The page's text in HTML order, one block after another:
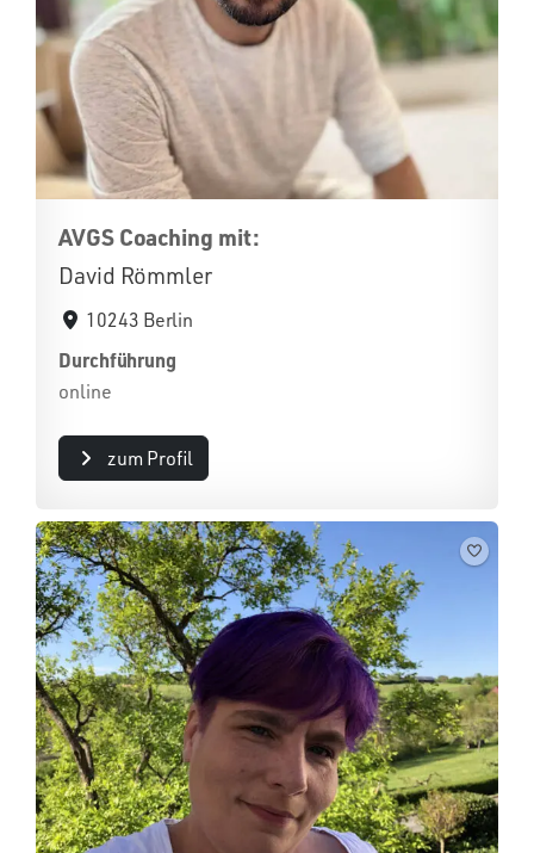
AVGS Coaching mit:
David Römmler
10243 Berlin
Durchführung
online
zum Profil